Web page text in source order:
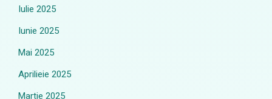
Iulie 2025
Iunie 2025
Mai 2025
Aprilieie 2025
Martie 2025